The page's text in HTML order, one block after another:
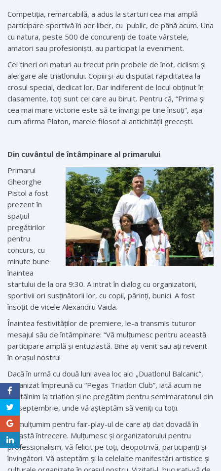
Competiţia, remarcabilă, a adus la starturi cea mai amplă
participare sportivă în aer liber, cu public, de până acum. Una
cu natura, peste 500 de concurenţi de toate vârstele,
amatori sau profesionişti, au participat la eveniment.
Cei tineri ori maturi au trecut prin probele de înot, ciclism şi
alergare ale triatlonului. Copiii și-au disputat rapiditatea la
crosul special, dedicat lor. Dar indiferent de locul obţinut în
clasamente, toţi sunt cei care au biruit. Pentru că, “Prima şi
cea mai mare victorie este să te învingi pe tine însuţi”, aşa
cum afirma Platon, marele filosof al antichităţii greceşti.
Din cuvântul de întâmpinare al primarului
Primarul
Gheorghe
Pistol a fost
prezent în
spațiul
pregătirilor
pentru
concurs, cu
minute bune
înaintea
startului de la ora 9:30. A intrat în dialog cu organizatorii,
sportivii ori susținătorii lor, cu copii, părinți, bunici. A fost
însoțit de vicele Alexandru Vaida.
Înaintea festivităților de premiere, le-a transmis tuturor
mesajul său de întâmpinare: “Vă mulţumesc pentru această
participare amplă şi entuziastă. Bine aţi venit sau aţi revenit
în oraşul nostru!
Dacă în urmă cu două luni avea loc aici „Duatlonul Balcanic”,
organizat împreună cu “Pegas Triatlon Club”, iată acum ne
reîntâlnim la triatlon şi ne pregătim pentru semimaratonul din
30 septembrie, unde vă aşteptăm să veniți cu toţii.
Vă mulţumim pentru fair-play-ul de care aţi dat dovadă în
această întrecere. Mulţumesc şi organizatorului pentru
professionalism, vă felicit pe toți, deopotrivă, participanți și
învingători. Vă aşteptăm şi la celelalte manifestări artistice şi